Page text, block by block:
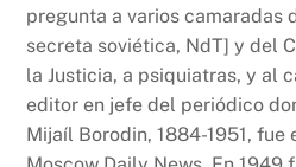
pregunta a varios camaradas
secreta soviética, NdT] y del
la Justicia, a psiquiatras, y al
editor en jefe del periódico
Mijaíl Borodin, 1884-1951,